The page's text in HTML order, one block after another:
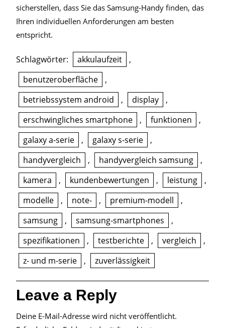
sicherstellen, dass Sie das Samsung-Handy finden, das
Ihren individuellen Anforderungen am besten
entspricht.
Schlagwörter: akkulaufzeit
,
benutzeroberfläche
,
betriebssystem android
, display
,
erschwingliches smartphone
, funktionen
,
galaxy a-serie
, galaxy s-serie
,
handyvergleich
, handyvergleich samsung
,
kamera
, kundenbewertungen , leistung
,
modelle
, note- , premium-modell
,
samsung
, samsung-smartphones
,
spezifikationen
, testberichte , vergleich
,
z- und m-serie
, zuverlässigkeit
Leave a Reply
Deine E-Mail-Adresse wird nicht veröffentlicht.